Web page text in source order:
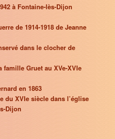
à Fontaine-lès-Dijon
de 1914-1918 de Jeanne
dans le clocher de
Gruet au XVe-XVIe
en 1863
du XVIe siècle dans l’église
Dijon